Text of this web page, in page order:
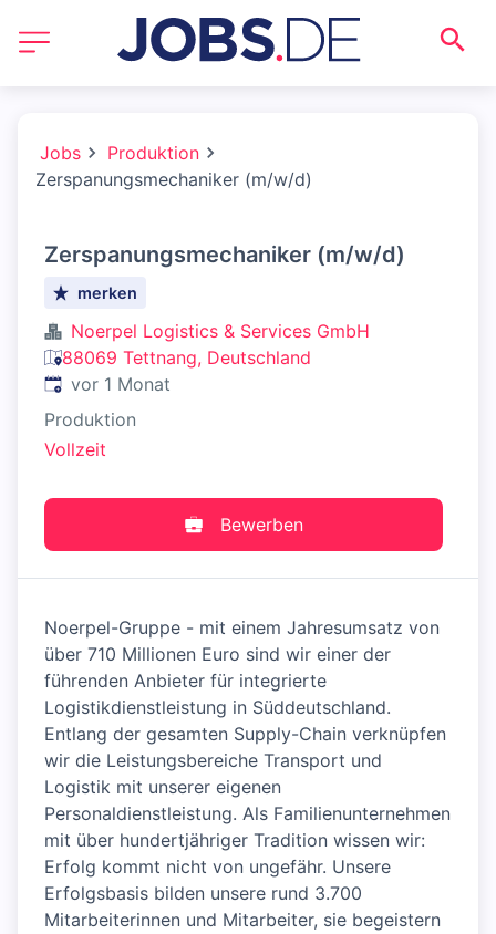
Jobs
Produktion
Zerspanungsmechaniker (m/w/d)
Zerspanungsmechaniker (m/w/d)
merken
Noerpel Logistics & Services GmbH
88069 Tettnang, Deutschland
Veröffentlicht:
vor 1 Monat
Produktion
Vollzeit
Bewerben
Noerpel-Gruppe - mit einem Jahresumsatz von
über 710 Millionen Euro sind wir einer der
führenden Anbieter für integrierte
Logistikdienstleistung in Süddeutschland.
Entlang der gesamten Supply-Chain verknüpfen
wir die Leistungsbereiche Transport und
Logistik mit unserer eigenen
Personaldienstleistung. Als Familienunternehmen
mit über hundertjähriger Tradition wissen wir:
Erfolg kommt nicht von ungefähr. Unsere
Erfolgsbasis bilden unsere rund 3.700
Mitarbeiterinnen und Mitarbeiter, sie begeistern